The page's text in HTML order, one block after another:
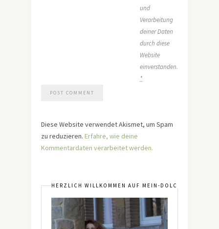
und
Verarbeitung
deiner Daten
durch diese
Website
einverstanden.
*
Diese Website verwendet Akismet, um Spam
zu reduzieren. Erfahre, wie deine
Kommentardaten verarbeitet werden.
HERZLICH WILLKOMMEN AUF MEIN-DOLCEVITA.DE